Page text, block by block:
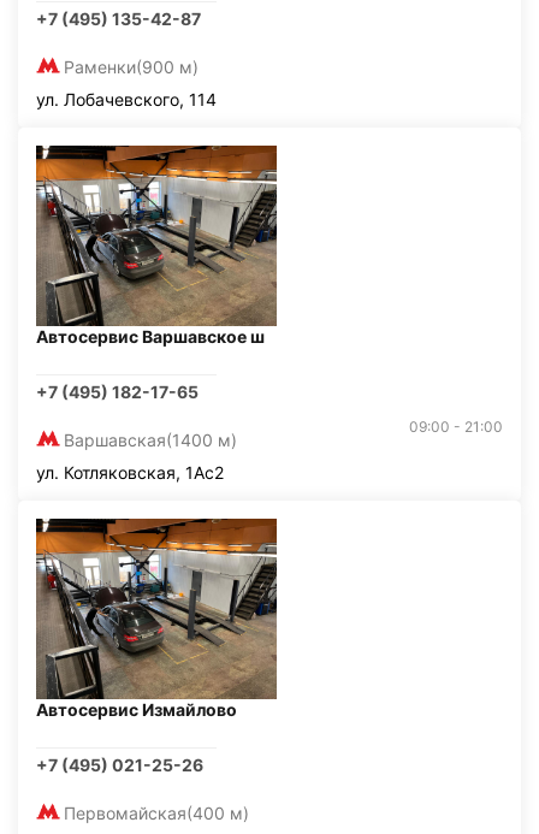
+7 (495) 135-42-87
Раменки(900 м)
ул. Лобачевского, 114
Автосервис Варшавское ш
+7 (495) 182-17-65
Варшавская(1400 м)
09:00 - 21:00
ул. Котляковская, 1Ас2
Автосервис Измайлово
+7 (495) 021-25-26
Первомайская(400 м)